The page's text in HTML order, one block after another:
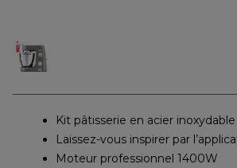
Kit pâtisserie en acier inoxydable
Laissez-vous inspirer par
Moteur professionnel 1400W